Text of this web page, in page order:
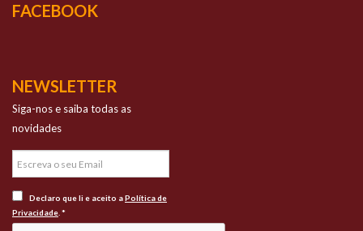
FACEBOOK
NEWSLETTER
Siga-nos e saiba todas as
novidades
Declaro que li e aceito aPolítica de
Privacidade . *